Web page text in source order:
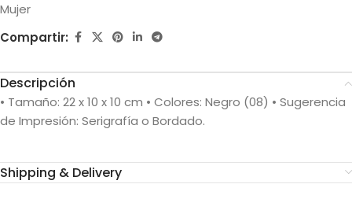
Mujer
Compartir:
Descripción
• Tamaño: 22 x 10 x 10 cm • Colores: Negro (08) • Sugerencia
de Impresión: Serigrafía o Bordado.
Shipping & Delivery